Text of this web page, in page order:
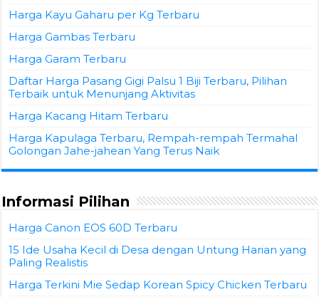
Harga Kayu Gaharu per Kg Terbaru
Harga Gambas Terbaru
Harga Garam Terbaru
Daftar Harga Pasang Gigi Palsu 1 Biji Terbaru, Pilihan
Terbaik untuk Menunjang Aktivitas
Harga Kacang Hitam Terbaru
Harga Kapulaga Terbaru, Rempah-rempah Termahal
Golongan Jahe-jahean Yang Terus Naik
Informasi Pilihan
Harga Canon EOS 60D Terbaru
15 Ide Usaha Kecil di Desa dengan Untung Harian yang
Paling Realistis
Harga Terkini Mie Sedap Korean Spicy Chicken Terbaru